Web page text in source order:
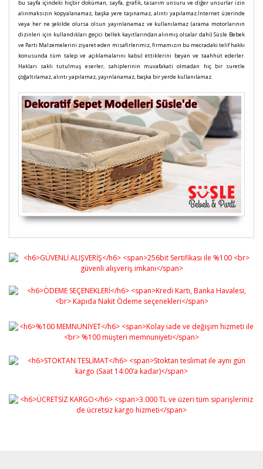
bu sayfa içindeki hiçbir doküman, sayfa, grafik, tasarım unsuru ve diğer unsurlar izin
alınmaksızın kopyalanamaz, başka yere taşınamaz, alıntı yapılamaz.İnternet üzerinde
veya her ne şekilde olursa olsun yayınlanamaz ve kullanılamaz (arama motorlarının
dizinleri için kullandıkları geçici bellek kayıtlarından alınmış olsalar dahi) Süsle Bebek
ve Parti Malzemelerini ziyaret eden misafirlerimiz, firmamızın bu mecradaki telif hakkı
konusunda tüm talep ve açıklamalarını kabul ettiklerini beyan ve taahhüt ederler.
Hakları saklı tutulmuş eserler, sahiplerinin muvafakati olmadan hiç bir suretle
çoğaltılamaz, alıntı yapılamaz, yayınlanamaz, başka bir yerde kullanılamaz.
Bu ürüne ilk yorumu siz yapın!
Yorum Yaz
Bu ürünün fiyat bilgisi, resim, ürün açıklamalarında ve
diğer konularda yetersiz gördüğünüz noktaları öneri
formunu kullanarak tarafımıza iletebilirsiniz.
Görüş ve önerileriniz için teşekkür ederiz.
Ürün açıklamasında eksik bilgiler bulunuyor.
Ürün fiyatı diğer sitelerden daha pahalı.